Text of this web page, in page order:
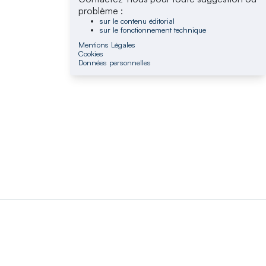
problème :
sur le contenu éditorial
sur le fonctionnement technique
Mentions Légales
Cookies
Données personnelles